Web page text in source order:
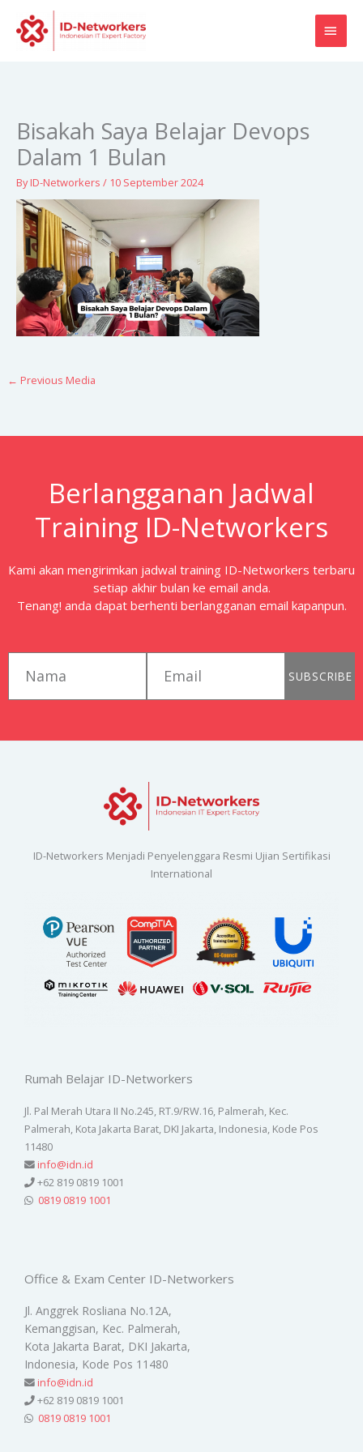
content
Bisakah Saya Belajar Devops
Dalam 1 Bulan
ByID-Networkers / 10 September 2024
← Previous Media
Berlangganan Jadwal
Training ID-Networkers
Kami akan mengirimkan jadwal training ID-Networkers terbaru
setiap akhir bulan ke email anda.
Tenang! anda dapat berhenti berlangganan email kapanpun.
SUBSCRIBE
ID-Networkers Menjadi Penyelenggara Resmi Ujian Sertifikasi
International
Rumah Belajar ID-Networkers
Jl. Pal Merah Utara II No.245, RT.9/RW.16, Palmerah, Kec.
Palmerah, Kota Jakarta Barat, DKI Jakarta, Indonesia, Kode Pos
11480
info@idn.id
+62 819 0819 1001
0819 0819 1001
Office & Exam Center ID-Networkers
Jl. Anggrek Rosliana No.12A,
Kemanggisan, Kec. Palmerah,
Kota Jakarta Barat, DKI Jakarta,
Indonesia, Kode Pos 11480
info@idn.id
+62 819 0819 1001
0819 0819 1001